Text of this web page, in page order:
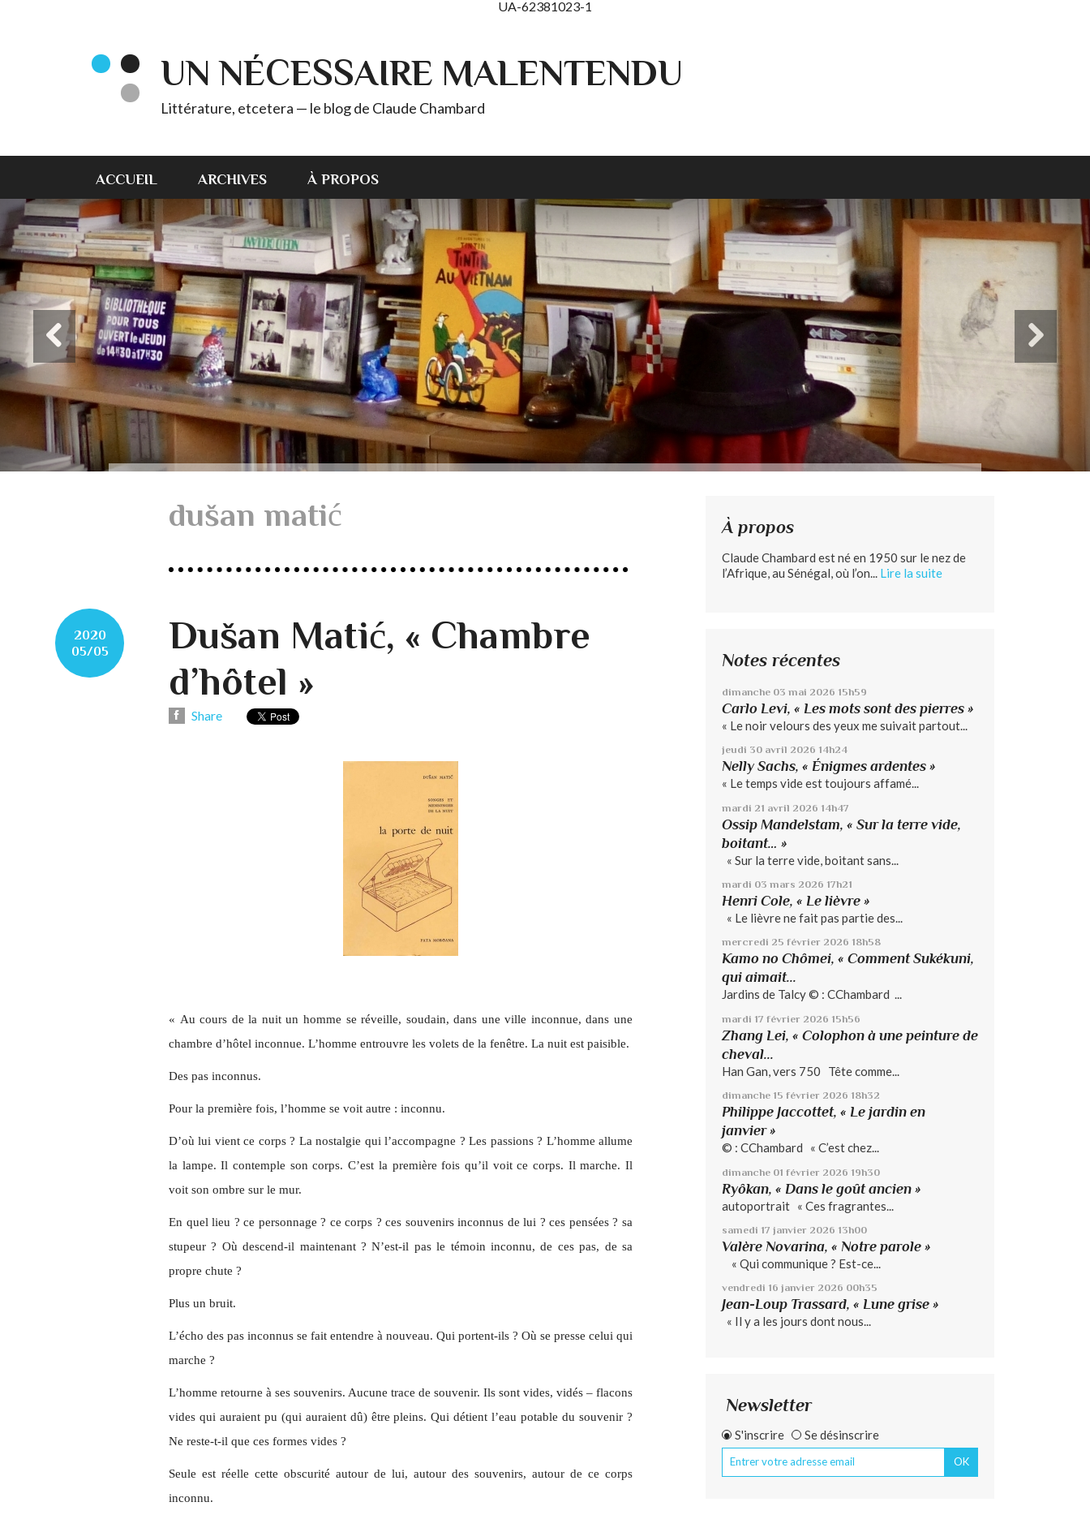
UA-62381023-1
UN NÉCESSAIRE MALENTENDU
Littérature, etcetera — le blog de Claude Chambard
ACCUEIL ARCHIVES À PROPOS
dušan matić
2020
05/05
Dušan Matić, « Chambre
d’hôtel »
Share
« Au cours de la nuit un homme se réveille, soudain, dans une ville inconnue, dans une
chambre d’hôtel inconnue. L’homme entrouvre les volets de la fenêtre. La nuit est paisible.
Des pas inconnus.
Pour la première fois, l’homme se voit autre : inconnu.
D’où lui vient ce corps ? La nostalgie qui l’accompagne ? Les passions ? L’homme allume
la lampe. Il contemple son corps. C’est la première fois qu’il voit ce corps. Il marche. Il
voit son ombre sur le mur.
En quel lieu ? ce personnage ? ce corps ? ces souvenirs inconnus de lui ? ces pensées ? sa
stupeur ? Où descend-il maintenant ? N’est-il pas le témoin inconnu, de ces pas, de sa
propre chute ?
Plus un bruit.
L’écho des pas inconnus se fait entendre à nouveau. Qui portent-ils ? Où se presse celui qui
marche ?
L’homme retourne à ses souvenirs. Aucune trace de souvenir. Ils sont vides, vidés – flacons
vides qui auraient pu (qui auraient dû) être pleins. Qui détient l’eau potable du souvenir ?
Ne reste-t-il que ces formes vides ?
Seule est réelle cette obscurité autour de lui, autour des souvenirs, autour de ce corps
inconnu.
À propos
Claude Chambard est né en 1950 sur le nez de
l’Afrique, au Sénégal, où l’on... Lire la suite
Notes récentes
dimanche 03 mai 2026 15h59
Carlo Levi, « Les mots sont des pierres »
« Le noir velours des yeux me suivait partout...
jeudi 30 avril 2026 14h24
Nelly Sachs, « Énigmes ardentes »
« Le temps vide est toujours affamé...
mardi 21 avril 2026 14h47
Ossip Mandelstam, « Sur la terre vide,
boitant… »
« Sur la terre vide, boitant sans...
mardi 03 mars 2026 17h21
Henri Cole, « Le lièvre »
« Le lièvre ne fait pas partie des...
mercredi 25 février 2026 18h58
Kamo no Chômei, « Comment Sukékuni,
qui aimait...
Jardins de Talcy © : CChambard ...
mardi 17 février 2026 15h56
Zhang Lei, « Colophon à une peinture de
cheval...
Han Gan, vers 750 Tête comme...
dimanche 15 février 2026 18h32
Philippe Jaccottet, « Le jardin en
janvier »
© : CChambard « C’est chez...
dimanche 01 février 2026 19h30
Ryôkan, « Dans le goût ancien »
autoportrait « Ces fragrantes...
samedi 17 janvier 2026 13h00
Valère Novarina, « Notre parole »
« Qui communique ? Est-ce...
vendredi 16 janvier 2026 00h35
Jean-Loup Trassard, « Lune grise »
« Il y a les jours dont nous...
Newsletter
S'inscrire Se désinscrire